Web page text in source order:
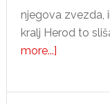
njegova zvezda,
kralj Herod to
more...]about